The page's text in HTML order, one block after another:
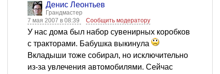
Денис Леонтьев
Грандмастер
7 мая 2007 в 08:39
Сообщить модератору
У нас дома был набор сувенирных коробков
с тракторами. Бабушка выкинула
Вкладыши тоже собирал, но исключительно
из-за увлечения автомобилями. Сейчас